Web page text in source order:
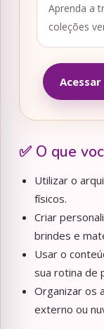
Aprenda a
coleções
✅ O que
Utilizar o
físicos.
Criar
brindes e
Usar o
sua rotina de
Organizar os
externo ou